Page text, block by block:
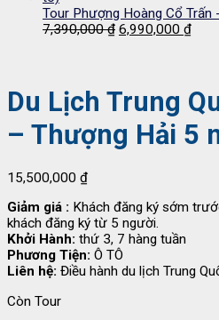
10,990,000 ₫.là:
Tour Phượng Hoàng Cổ Trấn
7,390,000₫ Giá
6,990,000 ₫Giá
Du Lịch Trung
– Thượng Hải 5
15,500,000 ₫
Giảm giá : Khách đăng ký sớm
khách đăng ký từ 5 người.
Khởi Hành: thứ 3, 7 hàng tuần
Phương Tiện: Ô TÔ
Liên hệ: Điều hành du lịch Trung
Còn Tour